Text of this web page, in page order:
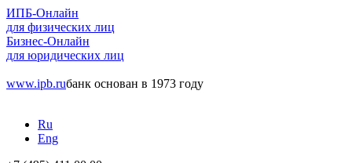
ИПБ-Онлайн
для физических лиц
Бизнес-Онлайн
для юридических лиц
www.ipb.ruбанк основан в 1973 году
Ru
Eng